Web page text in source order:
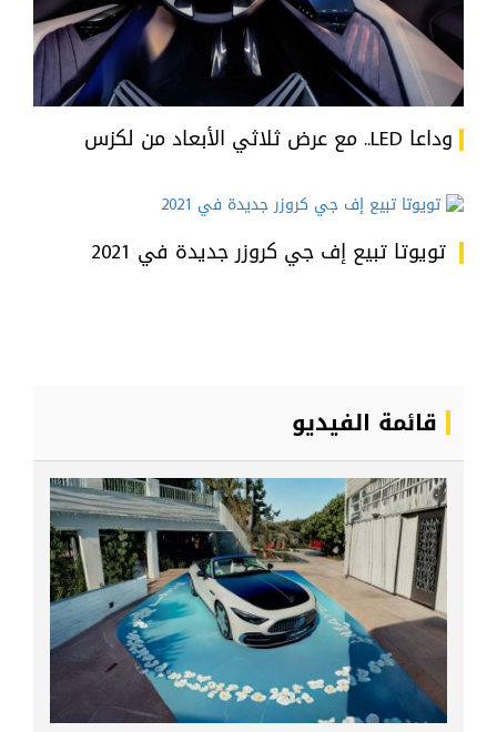
وداعا LED.. مع عرض ثلاثي الأبعاد من لكزس
تويوتا تبيع إف جي كروزر جديدة في 2021
قائمة الفيديو